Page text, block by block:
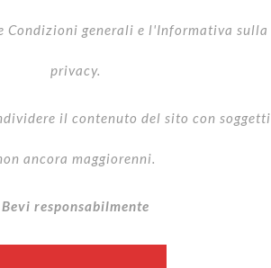
Condizioni generali e l'Informativa sulla
privacy.
il contenuto del sito con soggetti
ancora maggiorenni.
Bevi responsabilmente